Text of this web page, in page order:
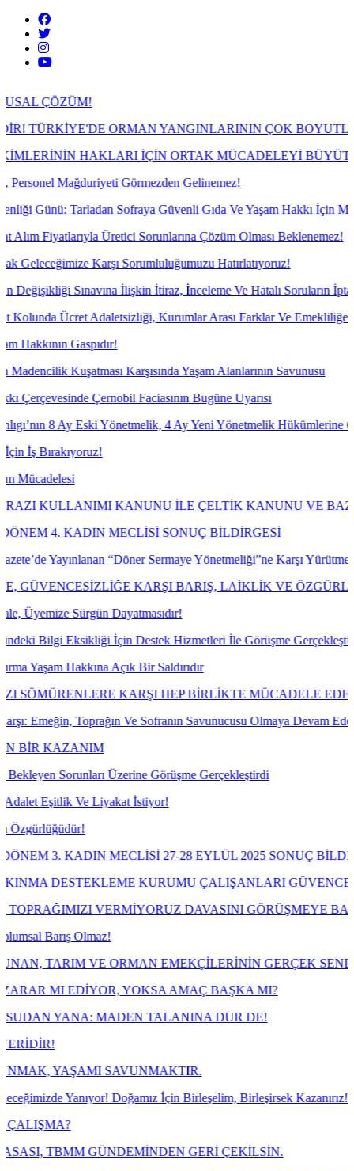
ORMAN YANGINLARININ ÇOK BOYUTLU
HAKLARI İÇİN ORTAK MÜCADELEYİ BÜYÜTECEĞİZ!
Görmezden Gelinemez!
Tarladan Sofraya Güvenli Gıda Ve Yaşam Hakkı İçin Mücadele!
Üretici Sorunlarına Çözüm Olması Beklenemez!
Karşı Sorumluluğumuzu Hatırlatıyoruz!
Sınavına İlişkin İtiraz, İnceleme Ve Hatalı Soruların İptali İçin İtiraz
Ücret Adaletsizliği, Kurumlar Arası Farklar Ve Emekliliğe
Gaspıdır!
Kuşatması Karşısında Yaşam Alanlarının Savunusu
Çernobil Faciasının Bugüne Uyarısı
Ay Eski Yönetmelik, 4 Ay Yeni Yönetmelik Hükümlerine Göre İşlem
KANUNU İLE ÇELTİK KANUNU VE BAZI
KADIN MECLİSİ SONUÇ BİLDİRGESİ
“Döner Sermaye Yönetmeliği”ne Karşı Yürütmeyi
KARŞI BARIŞ, LAİKLİK VE ÖZGÜRLÜK
Sürgün Dayatmasıdır!
Eksikliği İçin Destek Hizmetleri İle Görüşme Gerçekleştirdik.
Hakkına Açık Bir Saldırıdır
KARŞI HEP BİRLİKTE MÜCADELE EDECEĞİZ
Toprağın Ve Sofranın Savunucusu Olmaya Devam Edeceğiz!
Üzerine Görüşme Gerçekleştirdi
Ve Liyakat İstiyor!
KADIN MECLİSİ 27-28 EYLÜL 2025 SONUÇ BİLDİRGESİ
KURUMU ÇALIŞANLARI GÜVENCESİZLİĞE
VERMİYORUZ DAVASINI GÖRÜŞMEYE BAŞLIYOR
Olmaz!
VE ORMAN EMEKÇİLERİNİN GERÇEK SENDİKASI
EDİYOR, YOKSA AMAÇ BAŞKA MI?
MADEN TALANINA DUR DE!
SAVUNMAKTIR.
Yanıyor! Doğamız İçin Birleşelim, Birleşirsek Kazanırız!
GÜNDEMİNDEN GERİ ÇEKİLSİN.